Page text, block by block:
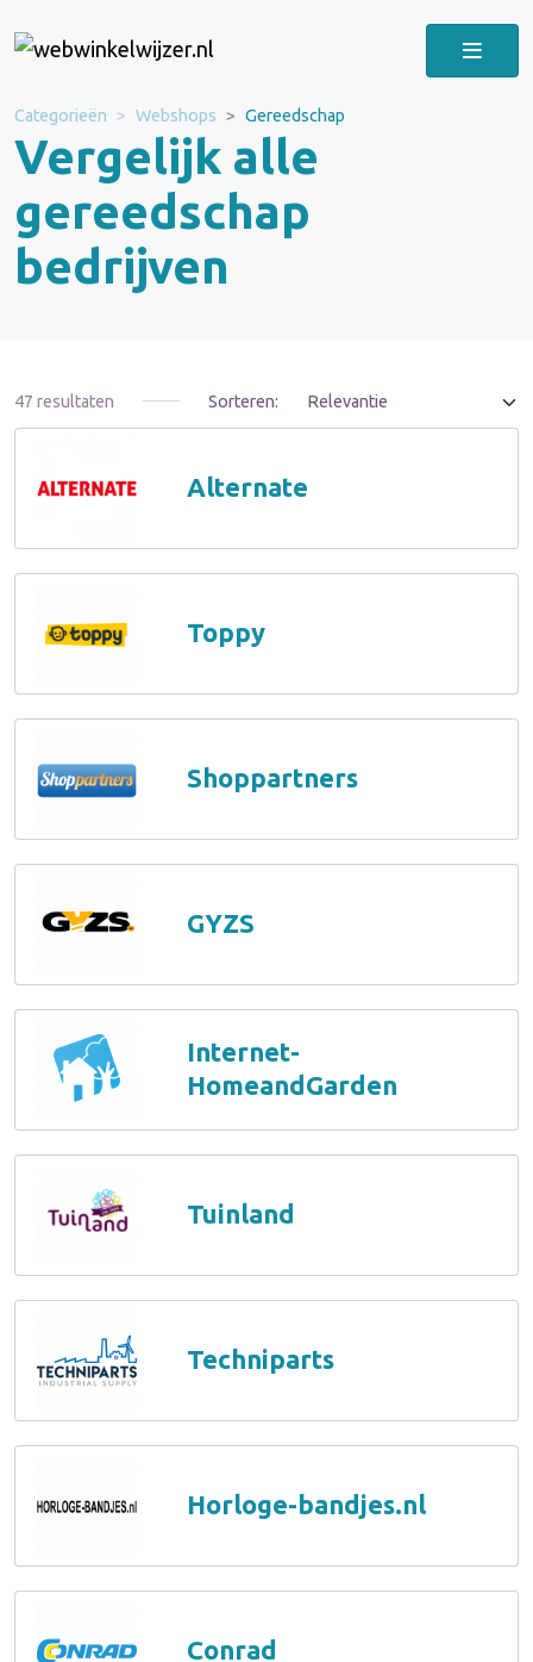
Categorieën Webshops Gereedschap
Vergelijk alle
gereedschap
bedrijven
47 resultaten Sorteren:
Alternate
Toppy
Shoppartners
GYZS
Internet-
HomeandGarden
Tuinland
Techniparts
Horloge-bandjes.nl
Conrad